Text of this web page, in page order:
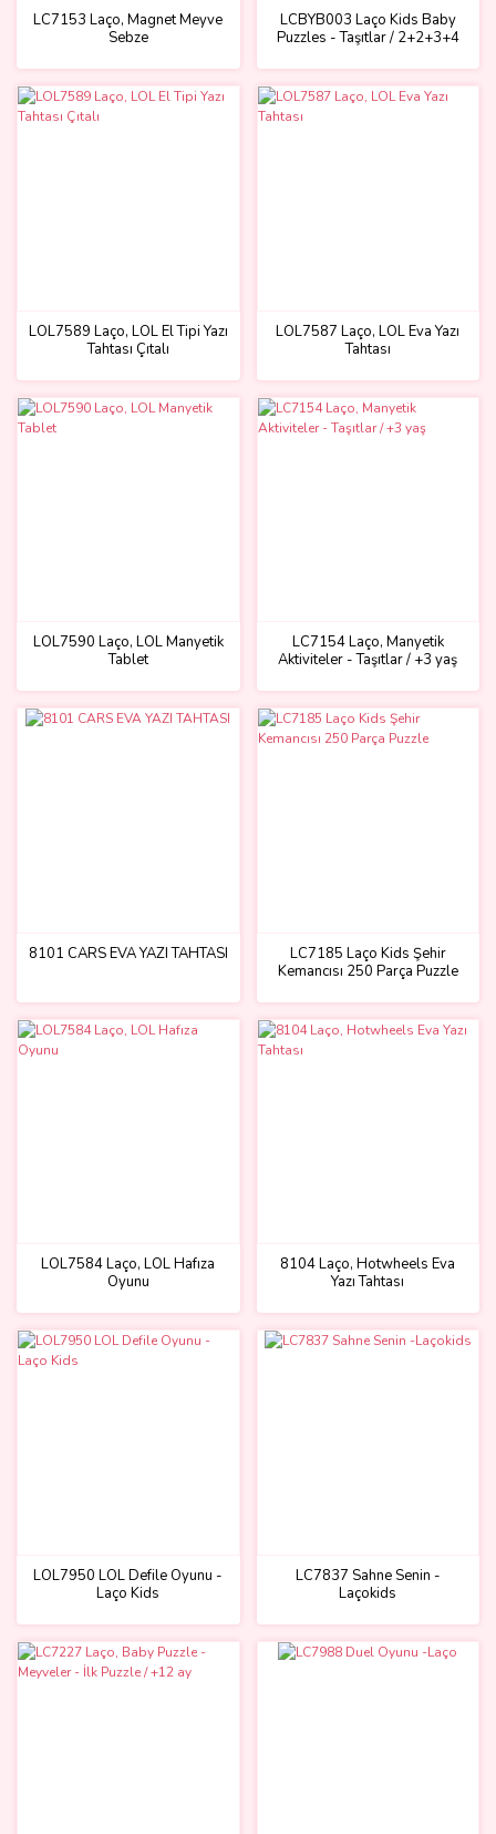
LC7153 Laço, Magnet Meyve
Sebze
LCBYB003 Laço Kids Baby
Puzzles - Taşıtlar / 2+2+3+4
LOL7589 Laço, LOL El Tipi Yazı
Tahtası Çıtalı
LOL7587 Laço, LOL Eva Yazı
Tahtası
LOL7590 Laço, LOL Manyetik
Tablet
LC7154 Laço, Manyetik
Aktiviteler - Taşıtlar / +3 yaş
8101 CARS EVA YAZI TAHTASI
LC7185 Laço Kids Şehir
Kemancısı 250 Parça Puzzle
LOL7584 Laço, LOL Hafıza
Oyunu
8104 Laço, Hotwheels Eva
Yazı Tahtası
LOL7950 LOL Defile Oyunu -
Laço Kids
LC7837 Sahne Senin -
Laçokids